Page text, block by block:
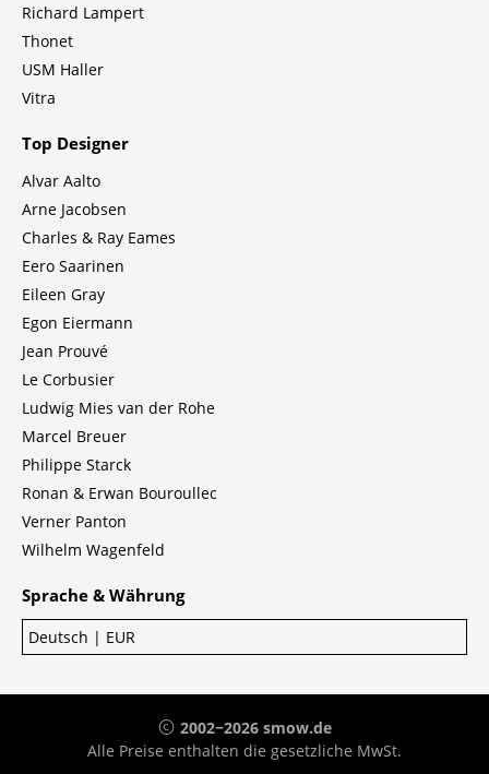
Richard Lampert
Thonet
USM Haller
Vitra
Top Designer
Alvar Aalto
Arne Jacobsen
Charles & Ray Eames
Eero Saarinen
Eileen Gray
Egon Eiermann
Jean Prouvé
Le Corbusier
Ludwig Mies van der Rohe
Marcel Breuer
Philippe Starck
Ronan & Erwan Bouroullec
Verner Panton
Wilhelm Wagenfeld
Sprache & Währung
Deutsch | EUR
2002−2026 smow.de
Alle Preise enthalten die gesetzliche MwSt.